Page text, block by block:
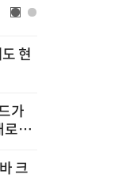
현
가
로운
크